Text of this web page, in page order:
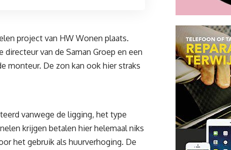
project van HW Wonen plaats.
van de Saman Groep en een
monteur. De zon kan ook hier straks
vanwege de ligging, het type
krijgen betalen hier helemaal niks
het gebruik als huurverhoging. De